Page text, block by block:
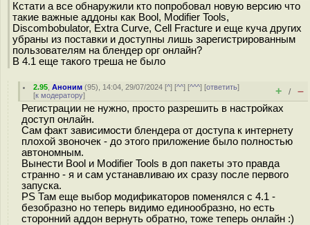
Кстати а все обнаружили кто попробовал новую версию что
такие важные аддоны как Bool, Modifier Tools,
Discombobulator, Extra Curve, Cell Fracture и еще куча других
убраны из поставки и доступны лишь зарегистрированным
пользователям на блендер орг онлайн?
В 4.1 еще такого треша не было
2.95 ,Аноним (95), 14:04, 29/07/2024 [^] [^^] [^^^] [ответить]
[к модератору] + / –
Регистрации не нужно, просто разрешить в настройках
доступ онлайн.
Сам факт зависимости блендера от доступа к интернету
плохой звоночек - до этого приложение было полностью
автономным.
Вынести Bool и Modifier Tools в доп пакеты это правда
странно - я и сам устанавливаю их сразу после первого
запуска.
PS Там еще выбор модификаторов поменялся с 4.1 -
безобразно но теперь видимо единообразно, но есть
сторонний аддон вернуть обратно, тоже теперь онлайн :)